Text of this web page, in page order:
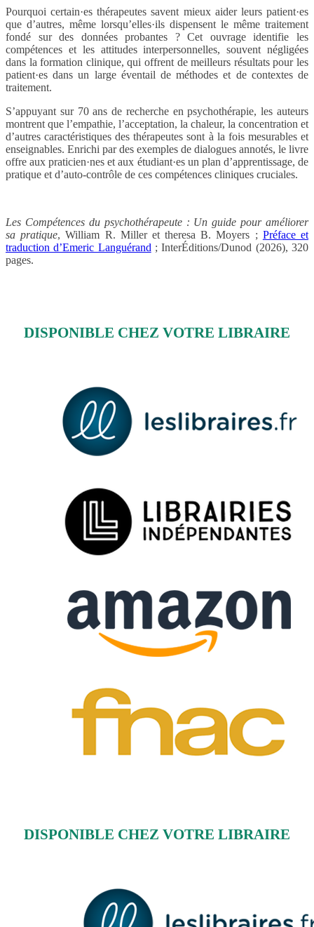
Pourquoi certain·es thérapeutes savent mieux aider leurs patient·es
que d’autres, même lorsqu’elles·ils dispensent le même traitement
fondé sur des données probantes ? Cet ouvrage identifie les
compétences et les attitudes interpersonnelles, souvent négligées
dans la formation clinique, qui offrent de meilleurs résultats pour les
patient·es dans un large éventail de méthodes et de contextes de
traitement.
S’appuyant sur 70 ans de recherche en psychothérapie, les auteurs
montrent que l’empathie, l’acceptation, la chaleur, la concentration et
d’autres caractéristiques des thérapeutes sont à la fois mesurables et
enseignables. Enrichi par des exemples de dialogues annotés, le livre
offre aux praticien·nes et aux étudiant·es un plan d’apprentissage, de
pratique et d’auto-contrôle de ces compétences cliniques cruciales.
Les Compétences du psychothérapeute : Un guide pour améliorer
sa pratique, William R. Miller et theresa B. Moyers ; Préface et
traduction d’Emeric Languérand; InterÉditions/Dunod (2026), 320
pages.
DISPONIBLE CHEZ VOTRE LIBRAIRE
DISPONIBLE CHEZ VOTRE LIBRAIRE